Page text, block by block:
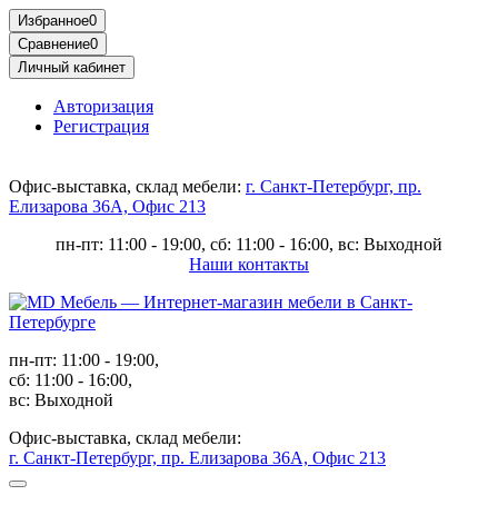
Избранное0
Сравнение0
Личный кабинет
Авторизация
Регистрация
Офис-выставка, склад мебели: г. Санкт-Петербург, пр.
Елизарова 36А, Офис 213
пн-пт: 11:00 - 19:00, сб: 11:00 - 16:00, вс: Выходной
Наши контакты
пн-пт: 11:00 - 19:00,
сб: 11:00 - 16:00,
вс: Выходной
Офис-выставка, склад мебели:
г. Санкт-Петербург, пр. Елизарова 36А, Офис 213